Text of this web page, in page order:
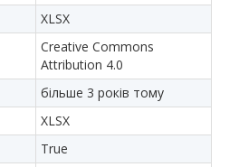
XLSX
Creative Commons
Attribution 4.0
більше 3 років тому
XLSX
True